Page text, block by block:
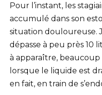
Pour l’instant, les
accumulé dans son
situation douloureuse.
dépasse à peu près 10
à apparaître,
lorsque le liquide est
en fait, en train de